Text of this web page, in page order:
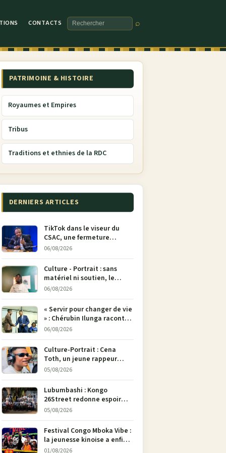
CONTACTS
Rechercher
⌕
PATRIMOINE & HISTOIRE
Royaumes et Empires
Tribus
Traditions et ethnies de la RDC
DERNIERS ARTICLES
TikTok dans le viseur du
CSAC, une fermeture
envisagée pour contrer la
06/08/2026
Culture - Portrait : sans
matériel ni soutien, le
dessinateur Justin
son crayon
06/08/2026
« Servir pour changer de vie
» : Chérubin Ilunga raconte
le parcours du député
Tshimbu en 137 pages
06/08/2026
Culture-Portrait : Cena
Toth, un jeune rappeur
déterminé à faire entendre
05/08/2026
Lubumbashi : Kongo
26Street redonne espoir
aux enfants de la rue par
05/08/2026
Festival Congo Mboka Vibe :
la jeunesse kinoise a enfin
sa plateforme de culture
01/08/2026